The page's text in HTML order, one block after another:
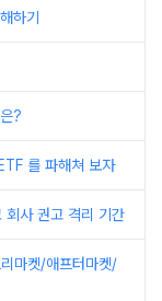
하기
?
를 파해쳐 보자
사 권고 격리 기간
마켓/애프터마켓/